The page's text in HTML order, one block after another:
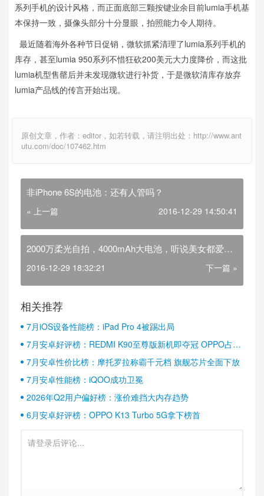
系列手机的设计风格，而正面底部三颗按键业余目前lumia手机基
本保持一致，摄像头部分十分显眼，拍照能力令人期待。
最近随着海外各种节日促销，微软抓紧清理了lumia系列手机的
库存，甚至lumia 950系列不惜狂砍200美元大力度降价，而这批
lumia机型售罄后并未发现微软进行补货，于是微软清库存放弃
lumia产品线的传言开始出现。
原创文章，作者：editor，如若转载，请注明出处：http://www.ant
utu.com/doc/107462.htm
非iPhone 6S的电池：还有人管吗？
« 上一篇 2016-12-29 14:50:41
2000万柔光自拍，4000mAh大电池，听说美女都爱
2016-12-29 18:32:21 下一篇 »
相关推荐
7月iOS设备性能榜：iPad Pro 4被踢出局
7月安卓好评榜：REDMI K90至尊版新机即夺冠 OPPO占据
半壁江山
7月安卓性价比榜：摩托罗拉称霸千元档 旗舰芯片全面下放
7月安卓性能榜：iQOO成功卫冕
2026年Q2用户偏好榜：涨价难挡大内存趋势
6月安卓好评榜：OPPO K13 Turbo 5G拿下榜首